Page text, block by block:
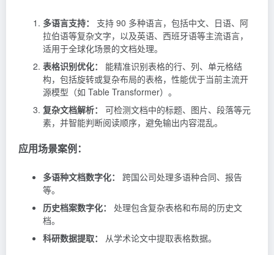
多语言支持：
支持 90 多种语言，包括中文、日语、阿
拉伯语等复杂文字，以及英语、西班牙语等主流语言，
适用于全球化场景的文档处理。
表格识别优化：
能精准识别表格的行、列、单元格结
构，包括旋转或复杂布局的表格，性能优于当前主流开
源模型（如 Table Transformer）。
复杂文档解析：
可检测文档中的标题、图片、段落等元
素，并智能判断阅读顺序，避免输出内容混乱。
应用场景案例：
多语种文档数字化：
跨国公司处理多语种合同、报告
等。
历史档案数字化：
处理包含复杂表格和布局的历史文
档。
科研数据提取：
从学术论文中提取表格数据。